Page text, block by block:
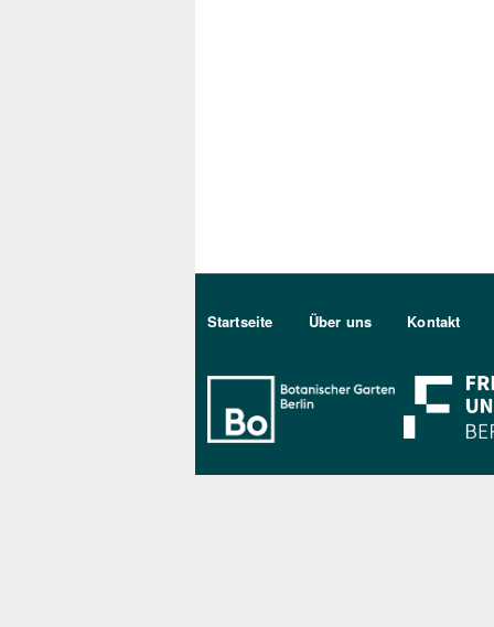
Sekundärmenu DE
Startseite Über uns Kontakt
Bo Berlin